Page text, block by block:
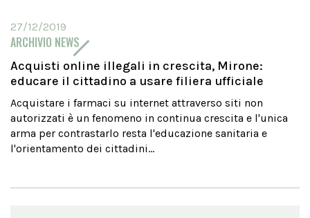
27/12/2019
ARCHIVIO NEWS
Acquisti online illegali in crescita, Mirone:
educare il cittadino a usare filiera ufficiale
Acquistare i farmaci su internet attraverso siti non
autorizzati è un fenomeno in continua crescita e l'unica
arma per contrastarlo resta l'educazione sanitaria e
l'orientamento dei cittadini...